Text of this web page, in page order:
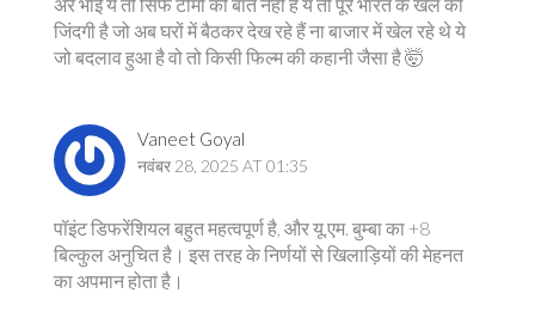
जिंदगी है जो अब घरों में बैठकर देख रहे हैं ना बाजार में खेल रहे थे ये
जो बदलाव हुआ है वो तो किसी फिल्म की कहानी जैसा है 🤯
Vaneet Goyal
नवंबर 28, 2025 AT 01:35
पॉइंट डिफरेंशियल बहुत महत्वपूर्ण है, और यू.एम. बुम्बा का +8
बिल्कुल अनुचित है। इस तरह के निर्णयों से खिलाड़ियों की मेहनत
का अपमान होता है।